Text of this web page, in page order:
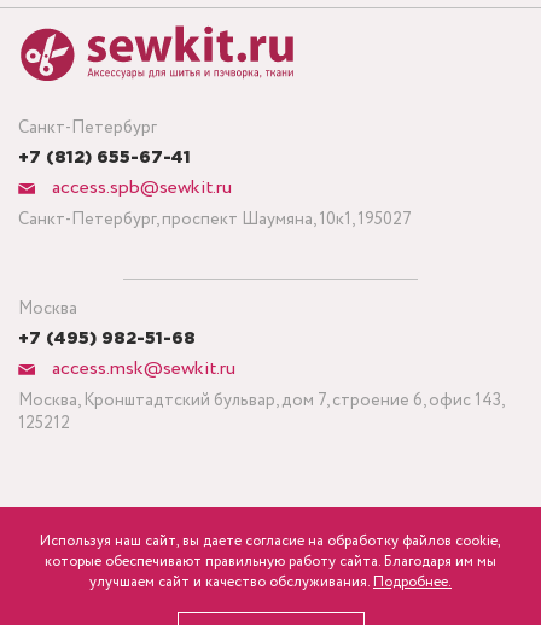
розница Минимальный заказ ткани от 3 метров
Санкт-Петербург
+7 (812) 655-67-41
access.spb@sewkit.ru
Санкт-Петербург, проспект Шаумяна, 10к1, 195027
Москва
+7 (495) 982-51-68
access.msk@sewkit.ru
Москва, Кронштадтский бульвар, дом 7, строение 6, офис 143,
125212
Политика конфиденциальности
ПОДПИСАТЬСЯ НА НОВОСТИ
Используя наш сайт, вы даете согласие на обработку файлов cookie,
которые обеспечивают правильную работу сайта. Благодаря им мы
улучшаем сайт и качество обслуживания. Подробнее.